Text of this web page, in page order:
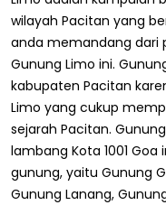
wilayah Pacitan yang
anda memandang dari
Gunung Limo ini.
kabupaten Pacitan
Limo yang cukup
sejarah Pacitan.
lambang Kota 1001
gunung, yaitu Gunung
Gunung Lanang,